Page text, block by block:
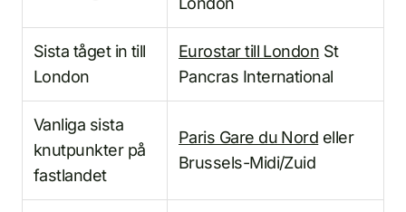
Sista tåget in till
London
Eurostar till London St
Pancras International
Vanliga sista
knutpunkter på
fastlandet
Paris Gare du Nord eller
Brussels-Midi/Zuid